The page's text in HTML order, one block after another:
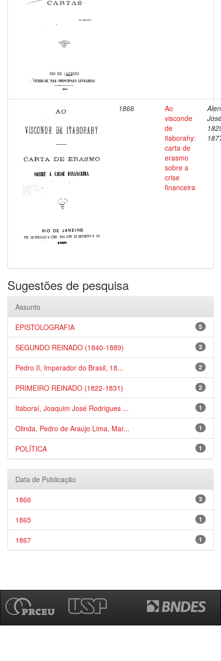
1866
Ao
visconde
de
itaborahy:
carta de
erasmo
sobre a
crise
financeira
Sugestões de pesquisa
Assunto
5
EPISTOLOGRAFIA
3
SEGUNDO REINADO (1840-1889)
2
Pedro II, Imperador do Brasil, 18...
2
PRIMEIRO REINADO (1822-1831)
1
Itaboraí, Joaquim José Rodrigues ...
1
Olinda, Pedro de Araújo Lima, Mar...
1
POLÍTICA
Data de Publicação
3
1866
1
1865
1
1867